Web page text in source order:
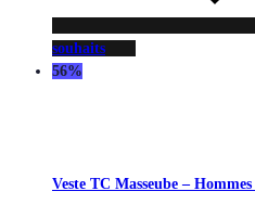
souhaits
56%
Veste TC Masseube –